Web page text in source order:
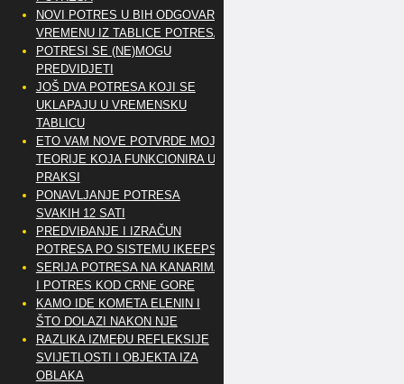
NOVI POTRES U BIH ODGOVARA
VREMENU IZ TABLICE POTRESA
POTRESI SE (NE)MOGU
PREDVIDJETI
JOŠ DVA POTRESA KOJI SE
UKLAPAJU U VREMENSKU
TABLICU
ETO VAM NOVE POTVRDE MOJE
TEORIJE KOJA FUNKCIONIRA U
PRAKSI
PONAVLJANJE POTRESA
SVAKIH 12 SATI
PREDVIĐANJE I IZRAČUN
POTRESA PO SISTEMU IKEEPS
SERIJA POTRESA NA KANARIMA
I POTRES KOD CRNE GORE
KAMO IDE KOMETA ELENIN I
ŠTO DOLAZI NAKON NJE
RAZLIKA IZMEĐU REFLEKSIJE
SVIJETLOSTI I OBJEKTA IZA
OBLAKA